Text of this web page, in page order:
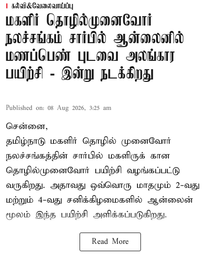
கல்வி&வேலைவாய்ப்பு
மகளிர் தொழில்முனைவோர்
நலச்சங்கம் சார்பில் ஆன்லைனில்
மணப்பெண் புடவை அலங்கார
பயிற்சி - இன்று நடக்கிறது
Published on: 08 Aug 2026, 3:25 am
சென்னை,
தமிழ்நாடு மகளிர் தொழில் முனைவோர்
நலச்சங்கத்தின் சார்பில் மகளிருக் கான
தொழில்முனைவோர் பயிற்சி வழங்கப்பட்டு
வருகிறது. அதாவது ஒவ்வொரு மாதமும் 2-வது
மற்றும் 4-வது சனிக்கிழமைகளில் ஆன்லைன்
மூலம் இந்த பயிற்சி அளிக்கப்படுகிறது.
Read More